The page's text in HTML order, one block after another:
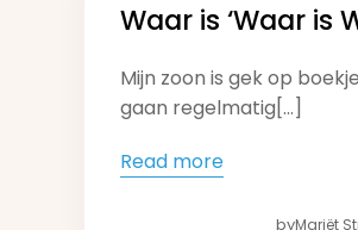
Waar is ‘Waar is
Mijn zoon is gek op
gaan regelmatig[…]
Read more
byMariët